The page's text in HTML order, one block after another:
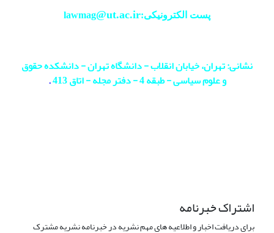
پست الکترونیکی:lawmag@ut.ac.ir
نشانی: تهران، خیابان انقلاب - دانشگاه تهران - دانشکده حقوق
و علوم سیاسی - طبقه 4 - دفتر مجله - اتاق 413
.
اشتراک خبرنامه
برای دریافت اخبار و اطلاعیه های مهم نشریه در خبرنامه نشریه مشترک